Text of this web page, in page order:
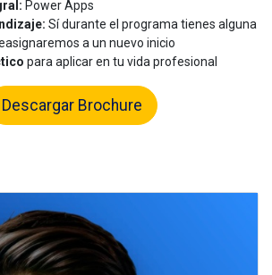
Power Apps
Sí durante el programa tienes alguna
a un nuevo inicio
para aplicar en tu vida profesional
Descargar Brochure